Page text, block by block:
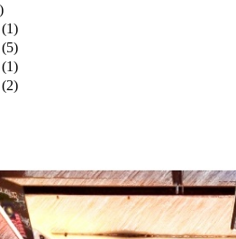
(1)
(5)
(1)
(2)